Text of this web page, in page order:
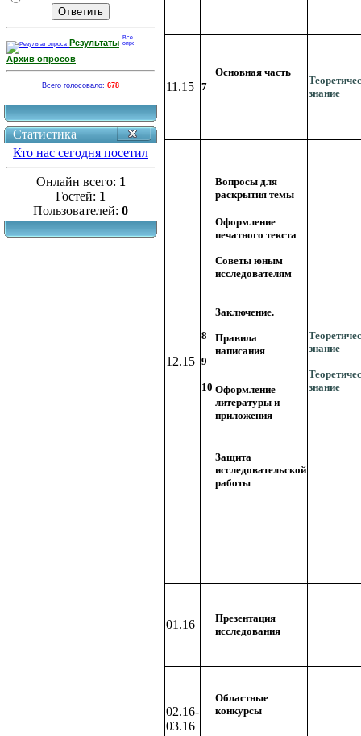
Результаты
Архив опросов
Всего голосовало: 678
Статистика
Кто нас сегодня посетил
Онлайн всего: 1
Гостей: 1
Пользователей: 0
11.15 7
Основная часть
знание
12.15
8
9
10
Вопросы для
раскрытия темы
Оформление
печатного текста
Советы юным
исследователям
Заключение.
Правила
написания
Оформление
литературы и
приложения
Защита
исследовательской
работы
знание
знание
01.16
Презентация
исследования
02.16-
03.16
Областные
конкурсы